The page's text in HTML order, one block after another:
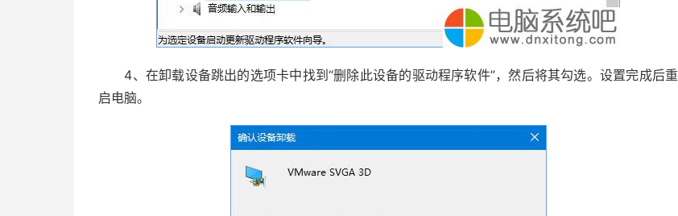
4、在卸载设备跳出的选项卡中找到“删除此设备的驱动程序软件”，然后将其勾选。设置完成后重
启电脑。